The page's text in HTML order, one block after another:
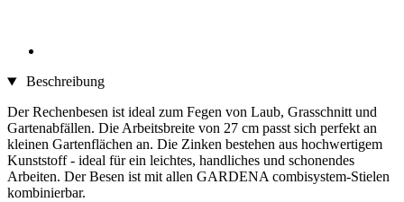
Beschreibung
Der Rechenbesen ist ideal zum Fegen von Laub, Grasschnitt und
Gartenabfällen. Die Arbeitsbreite von 27 cm passt sich perfekt an
kleinen Gartenflächen an. Die Zinken bestehen aus hochwertigem
Kunststoff - ideal für ein leichtes, handliches und schonendes
Arbeiten. Der Besen ist mit allen GARDENA combisystem-Stielen
kombinierbar.